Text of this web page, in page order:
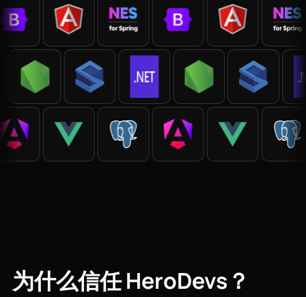
为什么信任 HeroDevs？